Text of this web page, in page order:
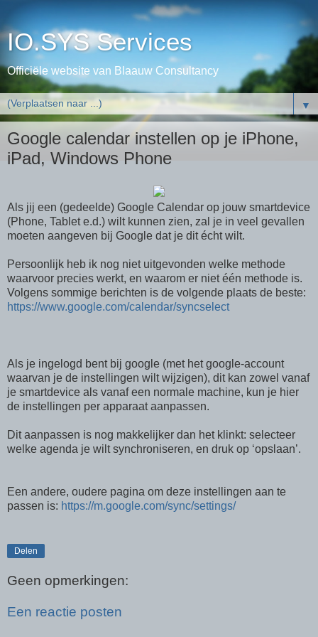
IO.SYS Services
Officiële website van Blaauw Consultancy
▼
Google calendar instellen op je iPhone,
iPad, Windows Phone
Als jij een (gedeelde) Google Calendar op jouw smartdevice
(Phone, Tablet e.d.) wilt kunnen zien, zal je in veel gevallen
moeten aangeven bij Google dat je dit écht wilt.
Persoonlijk heb ik nog niet uitgevonden welke methode
waarvoor precies werkt, en waarom er niet één methode is.
Volgens sommige berichten is de volgende plaats de beste:
https://www.google.com/calendar/syncselect
Als je ingelogd bent bij google (met het google-account
waarvan je de instellingen wilt wijzigen), dit kan zowel vanaf
je smartdevice als vanaf een normale machine, kun je hier
de instellingen per apparaat aanpassen.
Dit aanpassen is nog makkelijker dan het klinkt: selecteer
welke agenda je wilt synchroniseren, en druk op ‘opslaan’.
Een andere, oudere pagina om deze instellingen aan te
passen is: https://m.google.com/sync/settings/
Delen
Geen opmerkingen:
Een reactie posten